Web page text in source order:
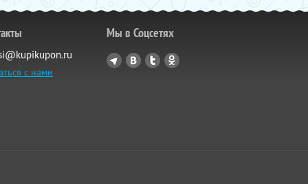
с нами
Мы в Соцсетях